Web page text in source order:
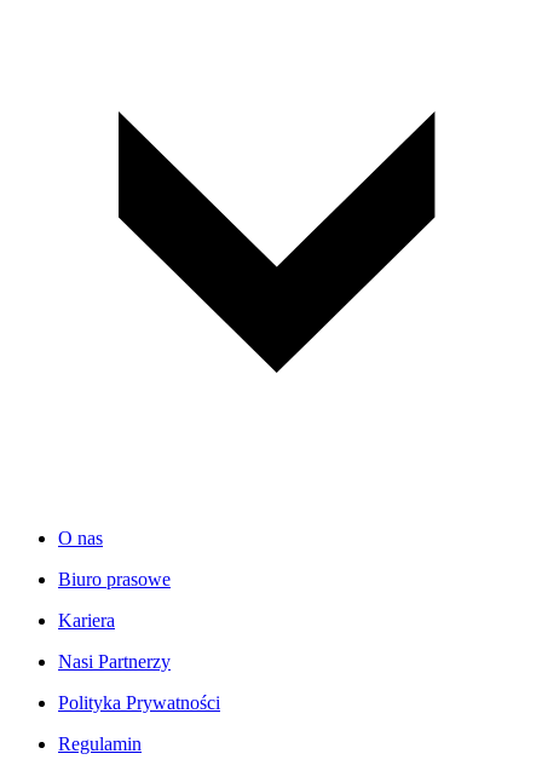
O nas
Biuro prasowe
Kariera
Nasi Partnerzy
Polityka Prywatności
Regulamin